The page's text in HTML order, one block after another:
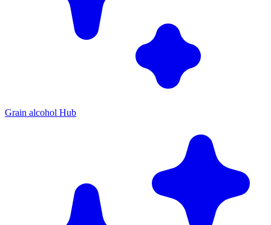
Grain alcohol Hub